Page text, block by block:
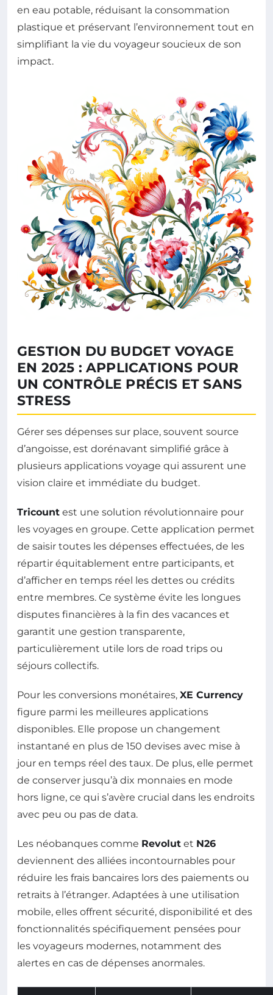
en eau potable, réduisant la consommation
plastique et préservant l’environnement tout en
simplifiant la vie du voyageur soucieux de son
impact.
GESTION DU BUDGET VOYAGE
EN 2025 : APPLICATIONS POUR
UN CONTRÔLE PRÉCIS ET SANS
STRESS
Gérer ses dépenses sur place, souvent source
d’angoisse, est dorénavant simplifié grâce à
plusieurs applications voyage qui assurent une
vision claire et immédiate du budget.
Tricount est une solution révolutionnaire pour
les voyages en groupe. Cette application permet
de saisir toutes les dépenses effectuées, de les
répartir équitablement entre participants, et
d’afficher en temps réel les dettes ou crédits
entre membres. Ce système évite les longues
disputes financières à la fin des vacances et
garantit une gestion transparente,
particulièrement utile lors de road trips ou
séjours collectifs.
Pour les conversions monétaires, XE Currency
figure parmi les meilleures applications
disponibles. Elle propose un changement
instantané en plus de 150 devises avec mise à
jour en temps réel des taux. De plus, elle permet
de conserver jusqu’à dix monnaies en mode
hors ligne, ce qui s’avère crucial dans les endroits
avec peu ou pas de data.
Les néobanques comme Revolut et N26
deviennent des alliées incontournables pour
réduire les frais bancaires lors des paiements ou
retraits à l’étranger. Adaptées à une utilisation
mobile, elles offrent sécurité, disponibilité et des
fonctionnalités spécifiquement pensées pour
les voyageurs modernes, notamment des
alertes en cas de dépenses anormales.